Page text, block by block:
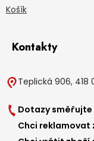
Košík
Kontakty
Teplická 906, 418
Dotazy směřujte
Chci reklamovat